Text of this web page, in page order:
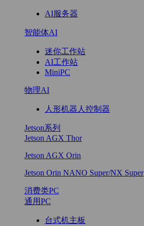
AI服务器
智能体AI
迷你工作站
AI工作站
MiniPC
物理AI
人形机器人控制器
Jetson系列
Jetson AGX Thor
Jetson AGX Orin
Jetson Orin NANO Super/NX Super
消费类PC
通用PC
台式机主板